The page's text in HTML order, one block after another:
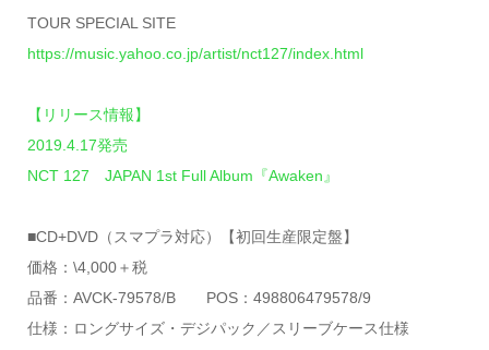
TOUR SPECIAL SITE
https://music.yahoo.co.jp/artist/nct127/index.html
【リリース情報】
2019.4.17発売
NCT 127 JAPAN 1st Full Album『Awaken』
■CD+DVD（スマプラ対応）【初回生産限定盤】
価格：\4,000＋税
品番：AVCK-79578/B POS：498806479578/9
仕様：ロングサイズ・デジパック／スリーブケース仕様